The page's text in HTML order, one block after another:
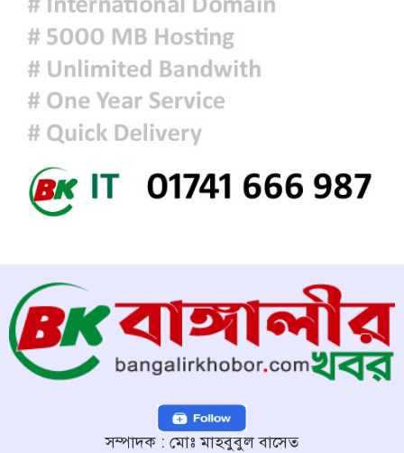
শ্রীলঙ্কায় ভয়াবহ বন্যা ও ভূমিধস: নিহত
৭, স্কুল বন্ধ ঘোষণা
সম্পাদক : মোঃ মাহবুবুল বাসেত